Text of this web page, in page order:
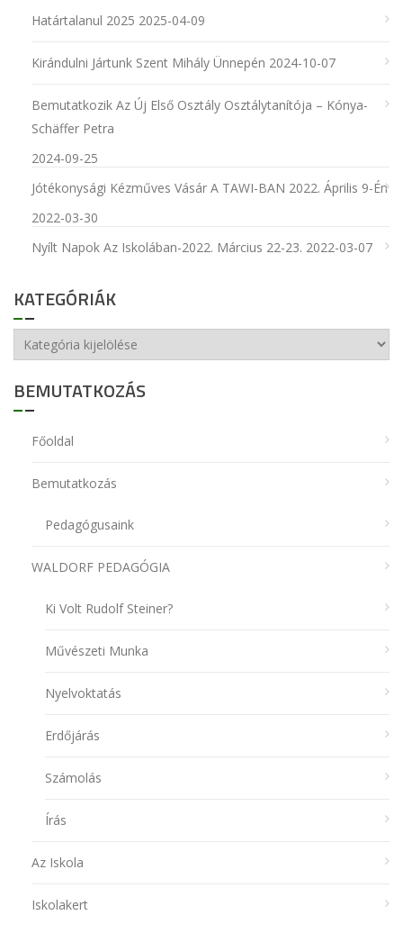
Határtalanul 2025 2025-04-09
Kirándulni Jártunk Szent Mihály Ünnepén 2024-10-07
Bemutatkozik Az Új Első Osztály Osztálytanítója – Kónya-
Schäffer Petra
2024-09-25
Jótékonysági Kézműves Vásár A TAWI-BAN 2022. Április 9-Én
2022-03-30
Nyílt Napok Az Iskolában-2022. Március 22-23. 2022-03-07
KATEGÓRIÁK
Kategóriák
BEMUTATKOZÁS
Főoldal
Bemutatkozás
Pedagógusaink
WALDORF PEDAGÓGIA
Ki Volt Rudolf Steiner?
Művészeti Munka
Nyelvoktatás
Erdőjárás
Számolás
Írás
Az Iskola
Iskolakert